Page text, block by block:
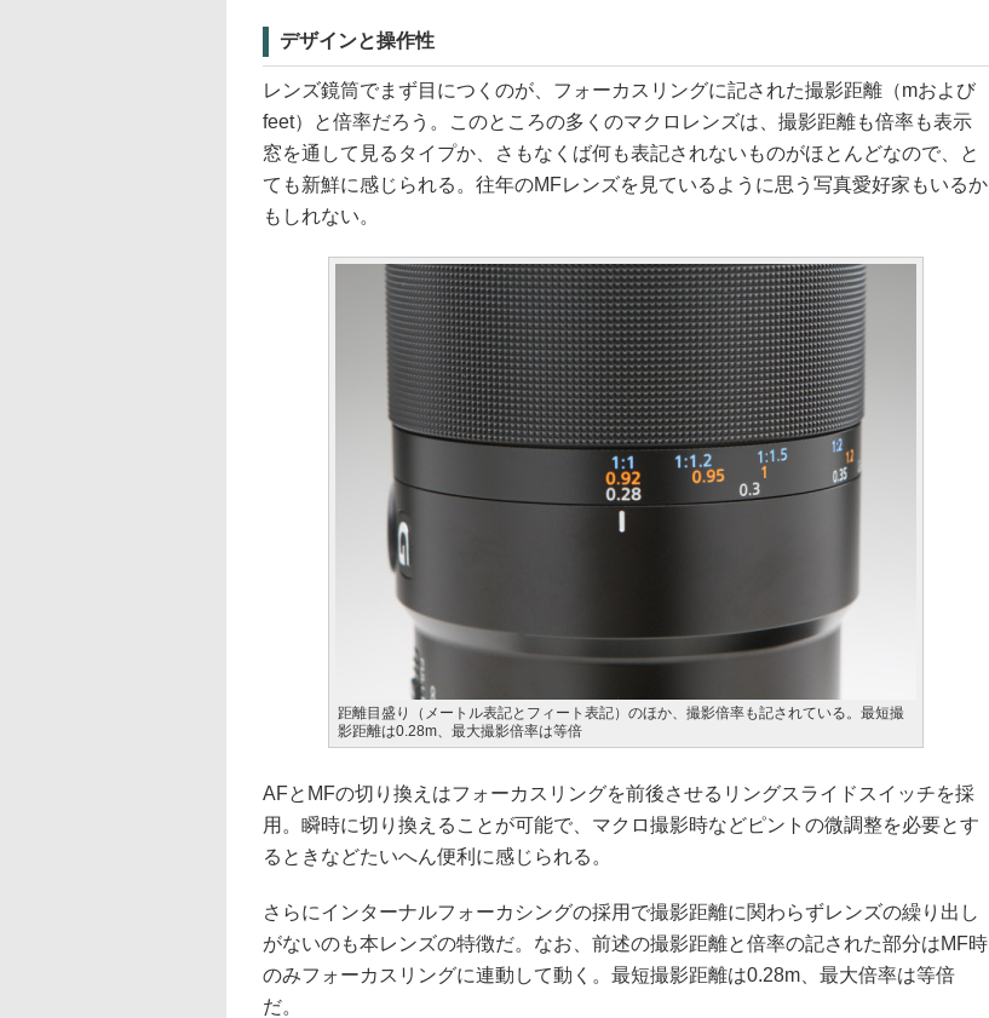
デザインと操作性
レンズ鏡筒でまず目につくのが、フォーカスリングに記された撮影距離（mおよび
feet）と倍率だろう。このところの多くのマクロレンズは、撮影距離も倍率も表示
窓を通して見るタイプか、さもなくば何も表記されないものがほとんどなので、と
ても新鮮に感じられる。往年のMFレンズを見ているように思う写真愛好家もいるか
もしれない。
距離目盛り（メートル表記とフィート表記）のほか、撮影倍率も記されている。最短撮
影距離は0.28m、最大撮影倍率は等倍
AFとMFの切り換えはフォーカスリングを前後させるリングスライドスイッチを採
用。瞬時に切り換えることが可能で、マクロ撮影時などピントの微調整を必要とす
るときなどたいへん便利に感じられる。
さらにインターナルフォーカシングの採用で撮影距離に関わらずレンズの繰り出し
がないのも本レンズの特徴だ。なお、前述の撮影距離と倍率の記された部分はMF時
のみフォーカスリングに連動して動く。最短撮影距離は0.28m、最大倍率は等倍
だ。